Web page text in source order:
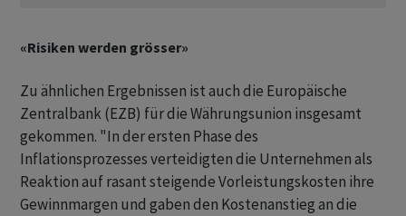
«Risiken werden grösser»
Zu ähnlichen Ergebnissen ist auch die Europäische
Zentralbank (EZB) für die Währungsunion insgesamt
gekommen. "In der ersten Phase des
Inflationsprozesses verteidigten die Unternehmen als
Reaktion auf rasant steigende Vorleistungskosten ihre
Gewinnmargen und gaben den Kostenanstieg an die